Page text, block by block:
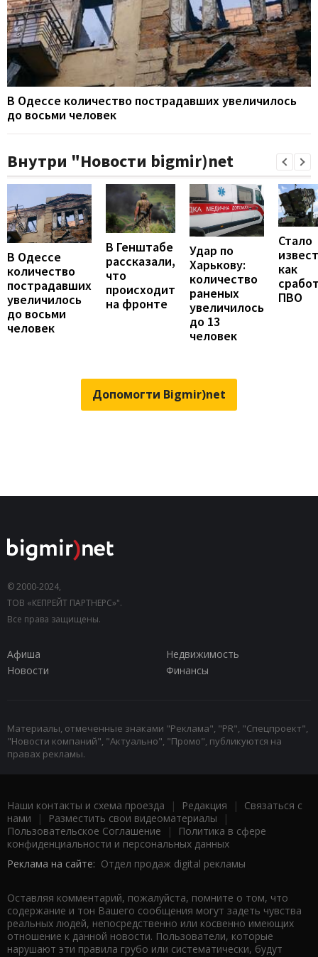
В Одессе количество пострадавших увеличилось
до восьми человек
Внутри "Новости bigmir)net
В Одессе
количество
пострадавших
увеличилось
до восьми
человек
В Генштабе
рассказали,
что
происходит
на фронте
Удар по
Харькову:
количество
раненых
увеличилось
до 13
человек
Стало
как
ПВО
Допомогти Bigmir)net
© 2000-2024,
ТОВ «КЕПРЕЙТ ПАРТНЕРС»".
Все права защищены.
Афиша
Недвижимость
Новости
Финансы
Материалы, отмеченные знаками "Реклама", "PR", "Спецпроект",
"Новости компаний", "Актуально", "Промо", публикуются на
правах рекламы.
Наши контакты и схема проезда | Редакция | Связаться с
нами | Разместить свои видеоматериалы |
Пользовательское Соглашение |
Политика в сфере
конфиденциальности и персональных данных
Реклама на сайте: Отдел продаж digital рекламы
Оставляя комментарий, пожалуйста, помните о том, что
содержание и тон Вашего сообщения могут задеть чувства
реальных людей, непосредственно или косвенно имеющих
отношение к данной новости. Пользователи, которые
нарушают эти правила грубо или систематически, будут